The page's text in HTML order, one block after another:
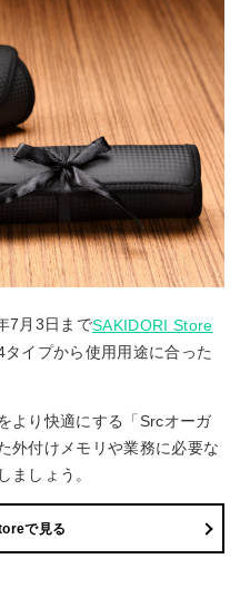
7月3日までSAKIDORI Store
イプから使用用途に合った
より快適にする「Srcオーガ
外付けメモリや業務に必要な
ましょう。
で見る